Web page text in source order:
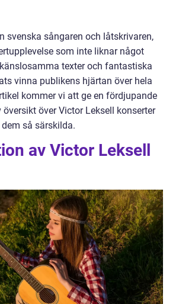
svenska sångaren och låtskrivaren,
som inte liknar något
texter och fantastiska
vinna publikens hjärtan över hela
kommer vi att ge en fördjupande
över Victor Leksell konserter
så särskilda.
av Victor Leksell